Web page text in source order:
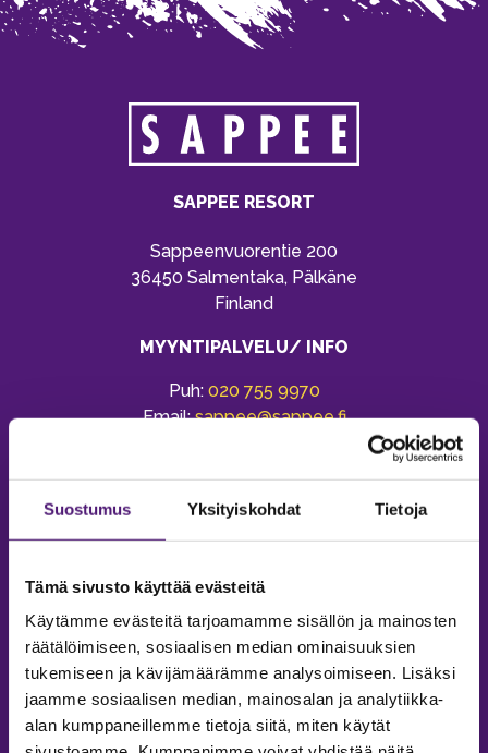
Suostumus Yksityiskohdat Tietoja
Tämä sivusto käyttää evästeitä
Käytämme evästeitä tarjoamamme sisällön ja mainosten
räätälöimiseen, sosiaalisen median ominaisuuksien
tukemiseen ja kävijämäärämme analysoimiseen. Lisäksi
jaamme sosiaalisen median, mainosalan ja analytiikka-
alan kumppaneillemme tietoja siitä, miten käytät
SAPPEE RESORT
Sappeenvuorentie 200
36450 Salmentaka, Pälkäne
Finland
MYYNTIPALVELU/ INFO
Puh: 020 755 9970
Email:sappee@sappee.fi